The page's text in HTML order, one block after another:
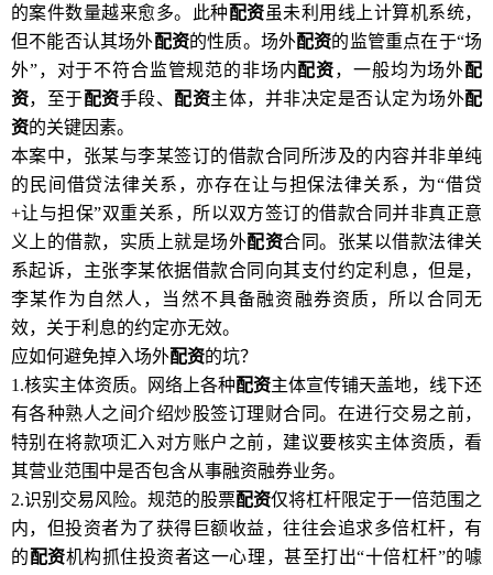
的案件数量越来愈多。此种配资虽未利用线上计算机系统，
但不能否认其场外配资的性质。场外配资的监管重点在于“场
外”，对于不符合监管规范的非场内配资，一般均为场外配
资，至于配资手段、 配资主体，并非决定是否认定为场外配
资的关键因素。
本案中，张某与李某签订的借款合同所涉及的内容并非单纯
的民间借贷法律关系，亦存在让与担保法律关系，为“借贷
+让与担保”双重关系，所以双方签订的借款合同并非真正意
义上的借款，实质上就是场外配资合同。张某以借款法律关
系起诉，主张李某依据借款合同向其支付约定利息，但是，
李某作为自然人，当然不具备融资融券资质，所以合同无
效，关于利息的约定亦无效。
应如何避免掉入场外配资的坑？
1.核实主体资质。网络上各种配资主体宣传铺天盖地，线下还
有各种熟人之间介绍炒股签订理财合同。在进行交易之前，
特别在将款项汇入对方账户之前，建议要核实主体资质，看
其营业范围中是否包含从事融资融券业务。
2.识别交易风险。规范的股票配资仅将杠杆限定于一倍范围之
内，但投资者为了获得巨额收益，往往会追求多倍杠杆，有
的配资机构抓住投资者这一心理，甚至打出“十倍杠杆”的噱